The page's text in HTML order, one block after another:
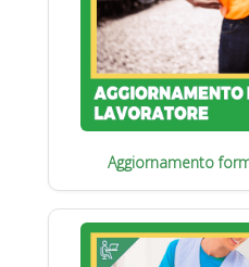
Aggiornamento